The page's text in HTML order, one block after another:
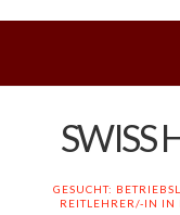
Horse
SWISS
GESUCHT:
REITLEHRER/-IN IN